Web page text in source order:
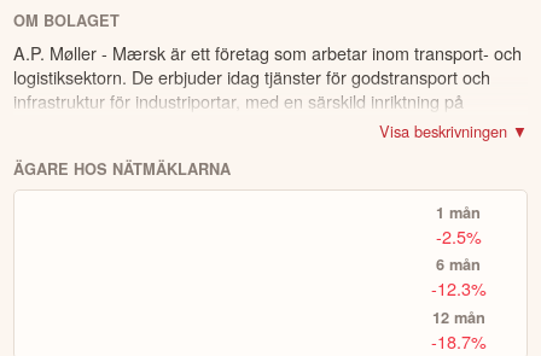
KOPIERA TOPPINVESTERARE
eToro är en investeringsplattform för flera tillgångsslag. Värdet på
dina investeringar kan gå upp eller ner. Du riskerar ditt kapital.
OM BOLAGET
A.P. Møller - Mærsk är ett företag som arbetar inom transport- och
logistiksektorn. De erbjuder idag tjänster för godstransport och
infrastruktur för industriportar, med en särskild inriktning på
containertransporter. Företaget är verksamt globalt och opererar
genom sina dotterbolag, som tillhandahåller ett brett utbud av
lösningar för trailers och nödsituationer, kyl- och torrcontainrar
samt terminaler. Bolaget grundades 1904 och har sitt huvudkontor
Visa beskrivningen ▼
ÄGARE HOS NÄTMÄKLARNA
1 mån
-2.5%
6 mån
-12.3%
12 mån
-18.7%